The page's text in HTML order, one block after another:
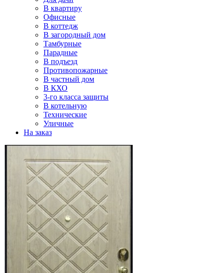
В квартиру
Офисные
В коттедж
В загородный дом
Тамбурные
Парадные
В подъезд
Противопожарные
В частный дом
В КХО
3-го класса защиты
В котельную
Технические
Уличные
На заказ